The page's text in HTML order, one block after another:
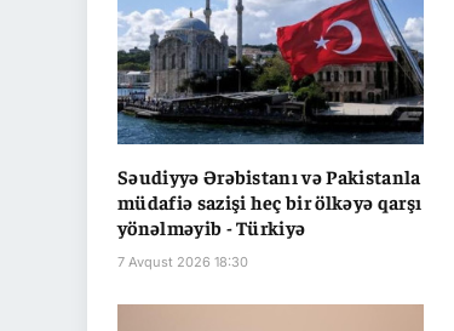
Səudiyyə Ərəbistanı və Pakistanla
müdafiə sazişi heç bir ölkəyə qarşı
yönəlməyib - Türkiyə
7 Avqust 2026 18:30